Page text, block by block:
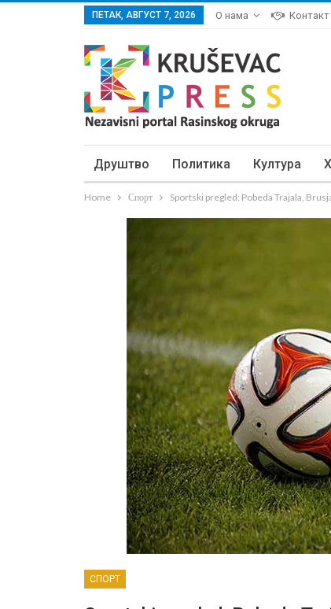
ПЕТАК, АВГУСТ 7, 2026 О нама Контакт
Друштво Политика Култура
Home Спорт Sportski pregled: Pobeda Trajala,
СПОРТ